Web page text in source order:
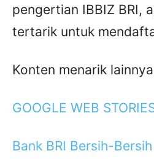
pengertian IBBIZ BRI,
tertarik untuk
Konten menarik
GOOGLE WEB
Bank BRI Bersih-